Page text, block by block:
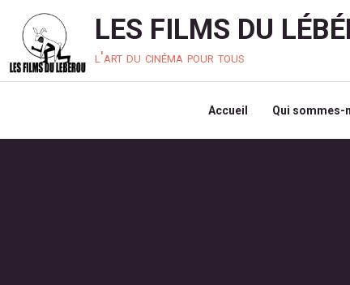
LES FILMS DU
l'art du cinéma pour tous
Accueil Qui sommes-